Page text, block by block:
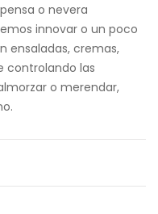
o nevera
innovar o un poco
ensaladas, cremas,
controlando las
o merendar,